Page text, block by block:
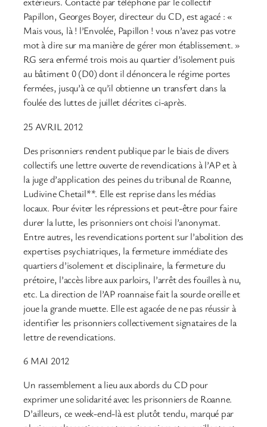
Papillon, Georges Boyer, directeur du CD, est agacé : «
Mais vous, là ! l’Envolée, Papillon ! vous n’avez pas votre
mot à dire sur ma manière de gérer mon établissement. »
RG sera enfermé trois mois au quartier d’isolement puis
au bâtiment 0 (D0) dont il dénoncera le régime portes
fermées, jusqu’à ce qu’il obtienne un transfert dans la
foulée des luttes de juillet décrites ci-après.
25 AVRIL 2012
Des prisonniers rendent publique par le biais de divers
collectifs une lettre ouverte de revendications à l’AP et à
la juge d’application des peines du tribunal de Roanne,
Ludivine Chetail**. Elle est reprise dans les médias
locaux. Pour éviter les répressions et peut-être pour faire
durer la lutte, les prisonniers ont choisi l’anonymat.
Entre autres, les revendications portent sur l’abolition des
expertises psychiatriques, la fermeture immédiate des
quartiers d’isolement et disciplinaire, la fermeture du
prétoire, l’accès libre aux parloirs, l’arrêt des fouilles à nu,
etc. La direction de l’AP roannaise fait la sourde oreille et
joue la grande muette. Elle est agacée de ne pas réussir à
identifier les prisonniers collectivement signataires de la
lettre de revendications.
6 MAI 2012
Un rassemblement a lieu aux abords du CD pour
exprimer une solidarité avec les prisonniers de Roanne.
D’ailleurs, ce week-end-là est plutôt tendu, marqué par